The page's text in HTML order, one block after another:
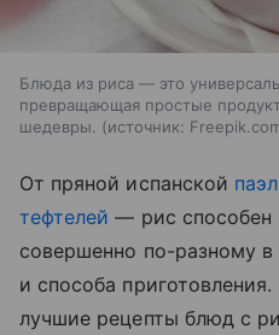
Блюда из риса — это
превращающая простые
шедевры.
источник:
От пряной испанской
тефтелей — рис способен
совершенно по-разному
и способа
лучшие рецепты блюд с